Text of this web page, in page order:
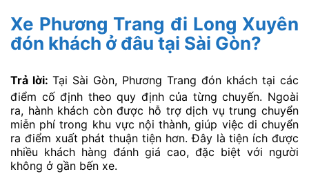
Xe Phương Trang đi Long Xuyên
đón khách ở đâu tại Sài Gòn?
Trả lời: Tại Sài Gòn, Phương Trang đón khách tại các
điểm cố định theo quy định của từng chuyến. Ngoài
ra, hành khách còn được hỗ trợ dịch vụ trung chuyển
miễn phí trong khu vực nội thành, giúp việc di chuyển
ra điểm xuất phát thuận tiện hơn. Đây là tiện ích được
nhiều khách hàng đánh giá cao, đặc biệt với người
không ở gần bến xe.